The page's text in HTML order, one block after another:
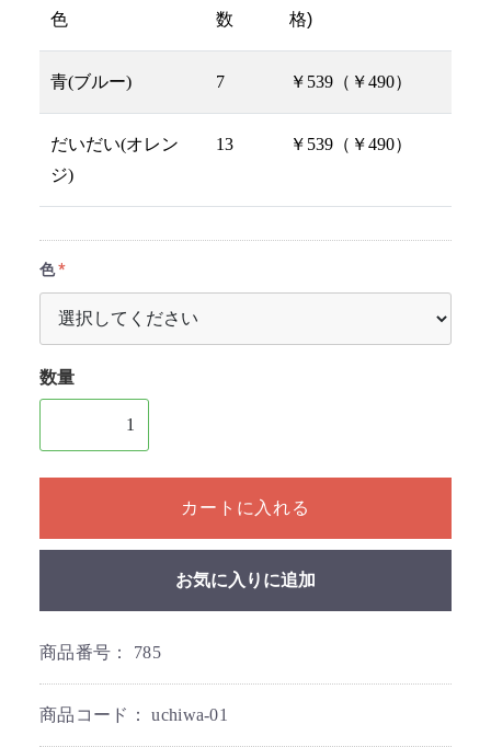
色
数
格)
青(ブルー) 7 ￥539（￥490）
だいだい(オレン
ジ)
13 ￥539（￥490）
色
数量
1個以上の数量を入力してください
カートに入れる
お気に入りに追加
商品番号： 785
商品コード：uchiwa-01